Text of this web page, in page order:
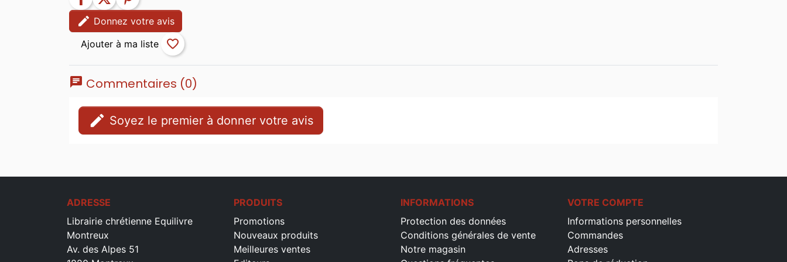
edit Donnez votre avis
favorite_border
chat Commentaires (0)
edit Soyez le premier à donner votre avis
ADRESSE
Librairie chrétienne Equilivre
Montreux
Av. des Alpes 51
PRODUITS
Promotions
Nouveaux produits
Meilleures ventes
INFORMATIONS
Protection des données
Conditions générales de vente
Notre magasin
VOTRE COMPTE
Informations personnelles
Commandes
Adresses